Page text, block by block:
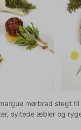
mørbrad stegt til
syltede æbler og